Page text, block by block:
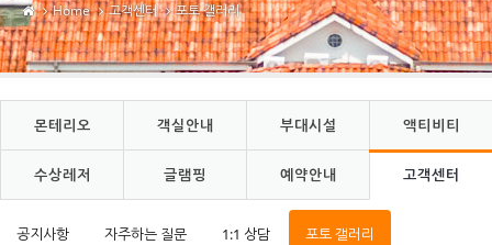
Home 고객센터 포토 갤러리
몬테리오 객실안내 부대시설 액티비티
수상레저 글램핑 예약안내 고객센터
공지사항 자주하는 질문 1:1 상담 포토 갤러리